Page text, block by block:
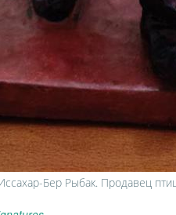
Бер Рыбак. Продавец